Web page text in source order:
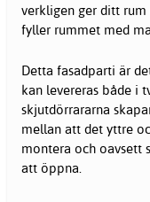
verkligen ger ditt
fyller rummet med
Detta fasadparti är
kan levereras både i
skjutdörrararna
mellan att det yttre
montera och oavsett
att öppna.